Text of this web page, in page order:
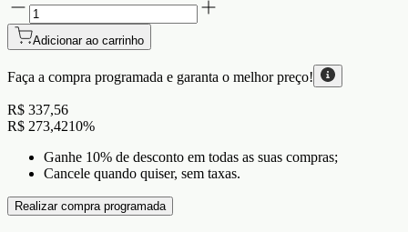
Adicionar ao carrinho
Faça a compra programada e garanta o melhor preço!
R$ 337,56
R$ 273,4210%
Ganhe 10% de desconto em todas as suas compras;
Cancele quando quiser, sem taxas.
Realizar compra programada